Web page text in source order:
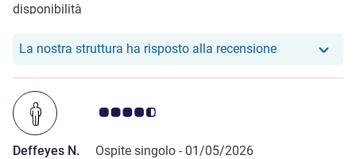
disponibilità
La nostra struttura ha risposto alla recensioneIl nostro hotel
Giudizio clienti 4.5/5
Deffeyes N. Ospite singolo - 01/05/2026